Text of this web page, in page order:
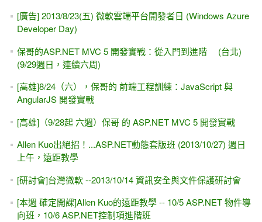
[廣告] 2013/8/23(五) 微軟雲端平台開發者日 (Windows Azure
Developer Day)
保哥的ASP.NET MVC 5 開發實戰：從入門到進階 (台北)
(9/29週日，連續六周)
[高雄]8/24（六），保哥的 前端工程訓練：JavaScript 與
AngularJS 開發實戰
[高雄]（9/28起 六週）保哥 的 ASP.NET MVC 5 開發實戰
Allen Kuo出絕招！...ASP.NET動態套版班 (2013/10/27) 週日
上午，遠距教學
[研討會]台灣微軟 --2013/10/14 資訊安全與文件保護研討會
[本週 確定開課]Allen Kuo的遠距教學 -- 10/5 ASP.NET 物件導
向班，10/6 ASP.NET控制項進階班